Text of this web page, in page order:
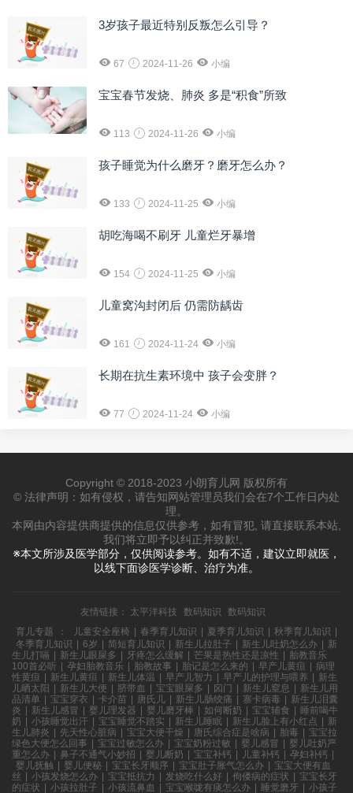
3岁孩子最近特别反叛怎么引导？
67 2024-11-26 小编
宝宝春节发烧、肺炎 多是“积食”所致
113 2024-11-26 小编
孩子睡觉为什么磨牙？磨牙怎么办？
133 2024-11-25 小编
胡吃海喝不刷牙 儿童烂牙暴增
154 2024-11-25 小编
儿童窝沟封闭后 仍需防龋齿
161 2024-11-24 小编
长期在抗生素环境中 孩子会变胖？
77 2024-11-24 小编
Copyright © 2018-2023 小朗育儿网 版权所有
© 法律声明：如有侵权，请告知网站管理员我们会在7个工作日内处
理。
本网由内容提供商提供的信息仅供参考，如有冒犯, 请直接联系本站,
我们将立即予以纠正并致歉!。
※本文所涉及医学部分，仅供阅读参考。如有不适，建议立即就医，
以线下面诊医学诊断、治疗为准。
友情链接： 太平洋科技 数码知识
数码知识
育儿专题
： 儿童安全座椅 | 春季育儿知识 | 夏季育儿知识 | 秋季育儿知识 |
冬季育儿知识 | 6岁 | 简短育儿知识 | 新生儿拉肚子 | 新生儿吐奶怎么办 | 新
生儿打嗝 | 新生儿眼屎多 | 牙疼怎么缓解 | 芒果是热性还是凉性 | 胎教音乐
100首必听 | 孕妇胎教音乐 | 胎教故事 | 胎记是怎么来的 | 早产儿黄疸 | 病理
性黄疸 | 新生儿黄疸 | 新生儿体温 | 早产儿智力 | 早产儿的护理与喂养 | 新生
儿晒太阳 | 新生儿大便 | 脐带血 | 宝宝眼屎多 | 囟门 | 新生儿窒息 | 新生儿用
品清单 | 宝宝穿衣 | 卡介苗 | 唐氏儿 | 新生儿肠绞痛 | 寨卡病毒 | 新生儿泪囊
炎 | 新生儿感冒 | 婴儿理发器 | 婴儿磨牙棒 | 如何断奶 | 宝宝辅食 | 睡前喝牛
奶 | 小孩睡觉出汗 | 宝宝睡觉不踏实 | 新生儿睡眠 | 新生儿脸上有小红点 | 新
生儿肺炎 | 先天性心脏病 | 宝宝大便干燥 | 唐氏综合症是啥病 | 胎毒 | 宝宝拉
绿色大便怎么回事 | 宝宝过敏怎么办 | 宝宝奶粉过敏 | 婴儿感冒 | 婴儿吐奶严
重怎么办 | 鼻子不通气小妙招 | 婴儿断奶 | 宝宝补钙 | 儿童补钙 | 孕妇补钙 |
婴儿抚触 | 婴儿便秘 | 宝宝长牙顺序 | 宝宝肚子胀气怎么办 | 宝宝大便有血
丝 | 小孩发烧怎么办 | 宝宝抵抗力 | 发烧吃什么好 | 佝偻病的症状 | 宝宝长牙
的症状 | 小孩拉肚子 | 小孩流鼻血 | 宝宝喉咙有痰怎么办 | 睡觉磨牙 | 小孩子